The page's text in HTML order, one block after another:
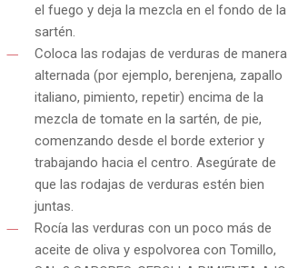
el fuego y deja la mezcla en el fondo de la
sartén.
Coloca las rodajas de verduras de manera
alternada (por ejemplo, berenjena, zapallo
italiano, pimiento, repetir) encima de la
mezcla de tomate en la sartén, de pie,
comenzando desde el borde exterior y
trabajando hacia el centro. Asegúrate de
que las rodajas de verduras estén bien
juntas.
Rocía las verduras con un poco más de
aceite de oliva y espolvorea con Tomillo,